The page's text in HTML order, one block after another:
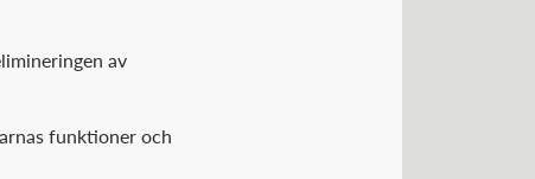
av
funktioner och